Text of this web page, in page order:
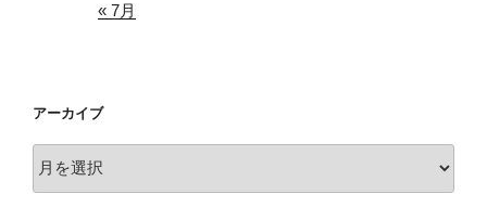
« 7月
アーカイブ
ー